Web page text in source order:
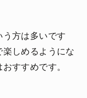
方は多いです
しめるようにな
すすめです。